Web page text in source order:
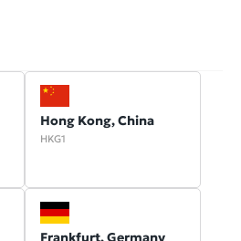
Hong Kong, China
HKG1
Frankfurt, Germany